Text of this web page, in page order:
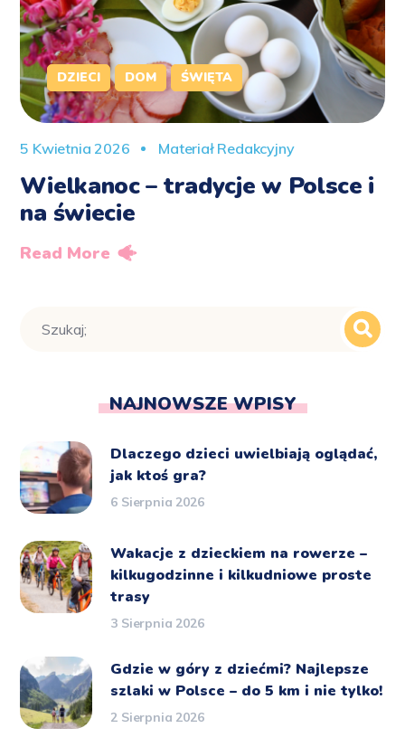
DZIECI DOM ŚWIĘTA
5 Kwietnia 2026 Materiał Redakcyjny
Wielkanoc – tradycje w Polsce i
na świecie
Read More
NAJNOWSZE WPISY
Dlaczego dzieci uwielbiają oglądać,
jak ktoś gra?
6 Sierpnia 2026
Wakacje z dzieckiem na rowerze –
kilkugodzinne i kilkudniowe proste
trasy
3 Sierpnia 2026
Gdzie w góry z dziećmi? Najlepsze
szlaki w Polsce – do 5 km i nie tylko!
2 Sierpnia 2026